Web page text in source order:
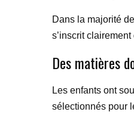
Dans la majorité
s’inscrit
Des matières
Les enfants ont
sélectionnés pour